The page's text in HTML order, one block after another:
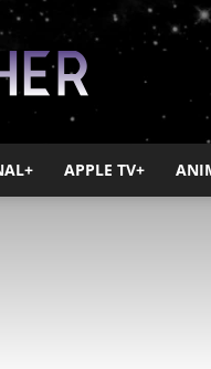
APPLE TV+